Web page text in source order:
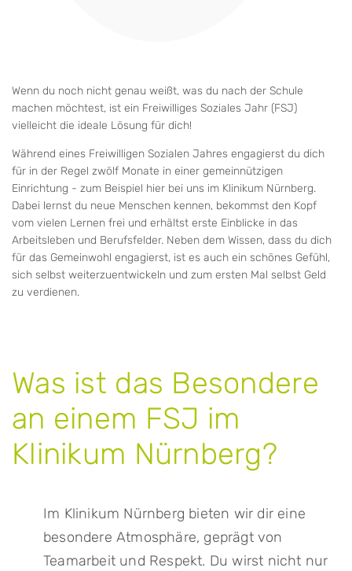
Wenn du noch nicht genau weißt, was du nach der Schule
machen möchtest, ist ein Freiwilliges Soziales Jahr (FSJ)
vielleicht die ideale Lösung für dich!
Während eines Freiwilligen Sozialen Jahres engagierst du dich
für in der Regel zwölf Monate in einer gemeinnützigen
Einrichtung - zum Beispiel hier bei uns im Klinikum Nürnberg.
Dabei lernst du neue Menschen kennen, bekommst den Kopf
vom vielen Lernen frei und erhältst erste Einblicke in das
Arbeitsleben und Berufsfelder. Neben dem Wissen, dass du dich
für das Gemeinwohl engagierst, ist es auch ein schönes Gefühl,
sich selbst weiterzuentwickeln und zum ersten Mal selbst Geld
zu verdienen.
Was ist das Besondere
an einem FSJ im
Klinikum Nürnberg?
Im Klinikum Nürnberg bieten wir dir eine
besondere Atmosphäre, geprägt von
Teamarbeit und Respekt. Du wirst nicht nur